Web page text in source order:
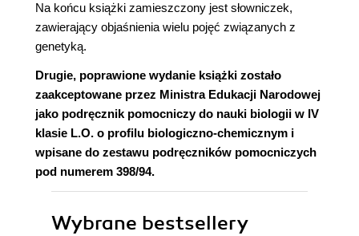
Na końcu książki zamieszczony jest słowniczek,
zawierający objaśnienia wielu pojęć związanych z
genetyką.
Drugie, poprawione wydanie książki zostało
zaakceptowane przez Ministra Edukacji Narodowej
jako podręcznik pomocniczy do nauki biologii w IV
klasie L.O. o profilu biologiczno-chemicznym i
wpisane do zestawu podręczników pomocniczych
pod numerem 398/94.
Wybrane bestsellery